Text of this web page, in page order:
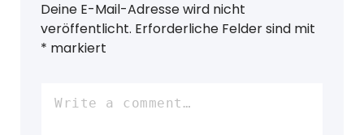
Deine E-Mail-Adresse wird nicht
veröffentlicht. Erforderliche Felder sind mit
* markiert